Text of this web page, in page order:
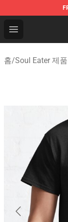
Open menu
Soul Eater
홈/Soul Eater 제